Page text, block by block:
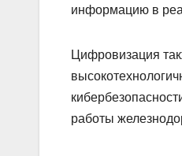
информацию в
Цифровизация
работы